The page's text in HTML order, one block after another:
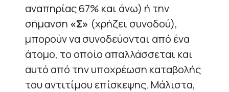
αναπηρίας 67% και άνω) ή την
σήμανση «Σ» (χρήζει συνοδού),
μπορούν να συνοδεύονται από ένα
άτομο, το οποίο απαλλάσσεται και
αυτό από την υποχρέωση καταβολής
του αντιτίμου επίσκεψης. Μάλιστα,